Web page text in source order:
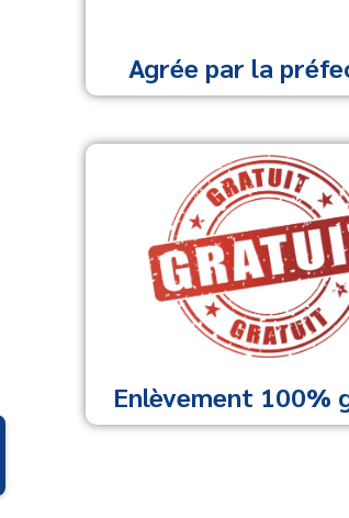
Agrée par la
Enlèvement 100%